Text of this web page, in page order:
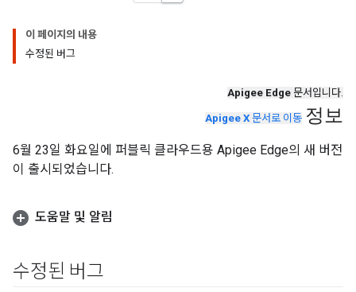
이 페이지의 내용
수정된 버그
Apigee Edge 문서입니다.
Apigee X 문서로 이동 정보
6월 23일 화요일에 퍼블릭 클라우드용 Apigee Edge의 새 버전
이 출시되었습니다.
도움말 및 알림
수정된 버그